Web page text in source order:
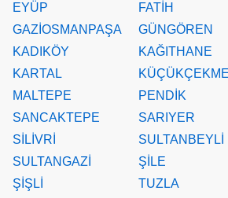
EYÜP
FATİH
GAZİOSMANPAŞA
GÜNGÖREN
KADIKÖY
KAĞITHANE
KARTAL
MALTEPE
PENDİK
SANCAKTEPE
SARIYER
SİLİVRİ
SULTANBEYLİ
SULTANGAZİ
ŞİLE
ŞİŞLİ
TUZLA